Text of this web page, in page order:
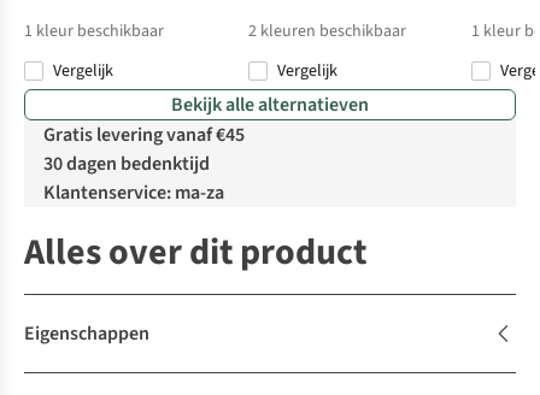
1 kleur beschikbaar
Vergelijk
2 kleuren beschikbaar
%
%
Vergelijk
1 kleur
Bekijk alle alternatieven
Gratis levering vanaf €45
30 dagen bedenktijd
Klantenservice: ma-za
Alles over dit product
Eigenschappen